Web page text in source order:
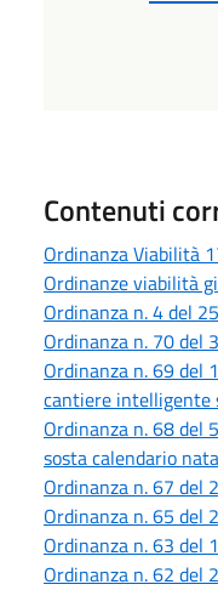
Contenuti
Ordinanza Viabilità
Ordinanze viabilità
Ordinanza n. 4 del
Ordinanza n. 70 del
Ordinanza n. 69 del
cantiere intelligente
Ordinanza n. 68 del
sosta calendario
Ordinanza n. 67 del
Ordinanza n. 65 del
Ordinanza n. 63 del
Ordinanza n. 62 del